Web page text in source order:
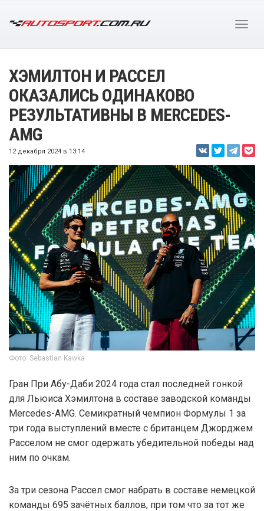
ХЭМИЛТОН И РАССЕЛ
ОКАЗАЛИСЬ ОДИНАКОВО
РЕЗУЛЬТАТИВНЫ В MERCEDES-
AMG
12 декабря 2024 в 13:14
Фото: Sebastian Kawka
Гран При Абу-Даби 2024 года стал последней гонкой
для Льюиса Хэмилтона в составе заводской команды
Mercedes-AMG. Семикратный чемпион Формулы 1 за
три года выступлений вместе с британцем Джорджем
Расселом не смог одержать убедительной победы над
ним по очкам.
За три сезона Рассел смог набрать в составе немецкой
команды 695 зачётных баллов, при том что за тот же